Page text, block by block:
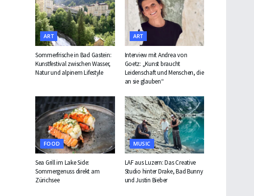
ART
Sommerfrische in Bad Gastein:
Kunstfestival zwischen Wasser,
Natur und alpinem Lifestyle
ART
Interview mit Andrea von
Goetz: „Kunst braucht
Leidenschaft und Menschen, die
an sie glauben“
FOOD
Sea Grill im Lake Side:
Sommergenuss direkt am
Zürichsee
MUSIC
LAF aus Luzern: Das Creative
Studio hinter Drake, Bad Bunny
und Justin Bieber